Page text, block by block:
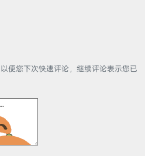
便您下次快速评论，继续评论表示您已